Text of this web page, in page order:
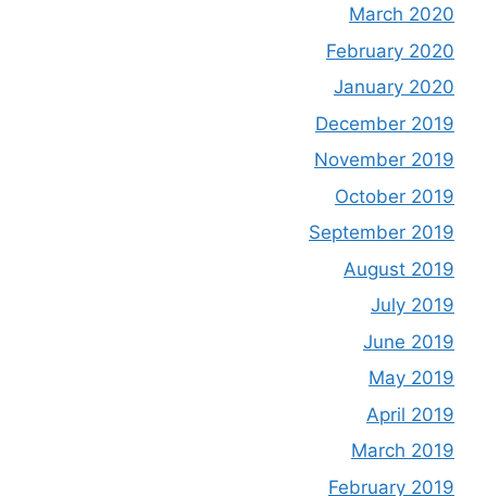
March 2020
February 2020
January 2020
December 2019
November 2019
October 2019
September 2019
August 2019
July 2019
June 2019
May 2019
April 2019
March 2019
February 2019